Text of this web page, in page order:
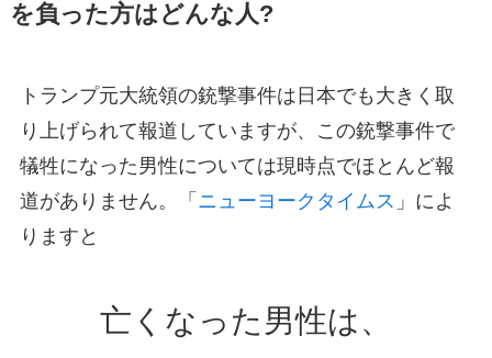
を負った方はどんな人?
トランプ元大統領の銃撃事件は日本でも大きく取
り上げられて報道していますが、この銃撃事件で
犠牲になった男性については現時点でほとんど報
道がありません。「 ニューヨークタイムス 」によ
りますと
亡くなった男性は、